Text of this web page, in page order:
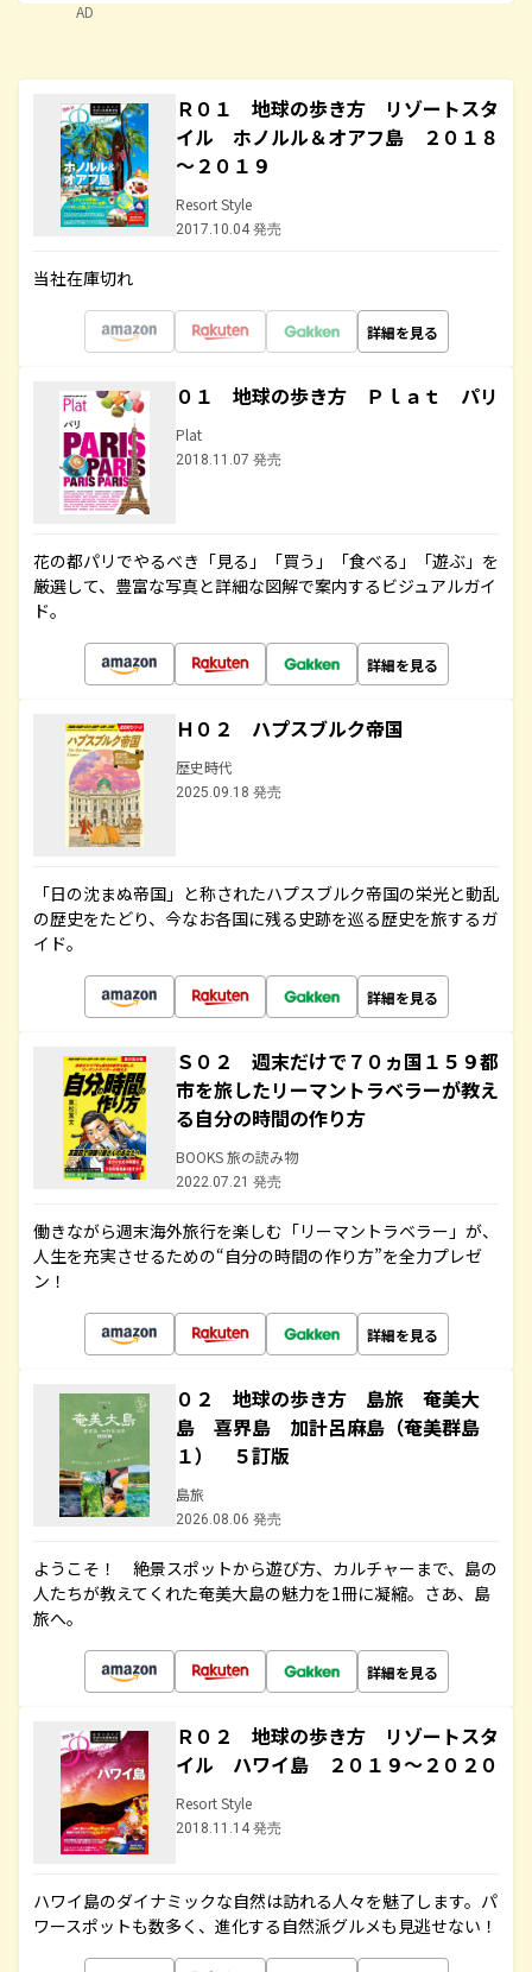
AD
Ｒ０１ 地球の歩き方 リゾートスタ
イル ホノルル＆オアフ島 ２０１８
～２０１９
Resort Style
2017.10.04 発売
当社在庫切れ
詳細を見る
０１ 地球の歩き方 Ｐｌａｔ パリ
Plat
2018.11.07 発売
花の都パリでやるべき「見る」「買う」「食べる」「遊ぶ」を
厳選して、豊富な写真と詳細な図解で案内するビジュアルガイ
ド。
詳細を見る
Ｈ０２ ハプスブルク帝国
歴史時代
2025.09.18 発売
「日の沈まぬ帝国」と称されたハプスブルク帝国の栄光と動乱
の歴史をたどり、今なお各国に残る史跡を巡る歴史を旅するガ
イド。
詳細を見る
Ｓ０２ 週末だけで７０ヵ国１５９都
市を旅したリーマントラベラーが教え
る自分の時間の作り方
BOOKS 旅の読み物
2022.07.21 発売
働きながら週末海外旅行を楽しむ「リーマントラベラー」が、
人生を充実させるための“自分の時間の作り方”を全力プレゼ
ン！
詳細を見る
０２ 地球の歩き方 島旅 奄美大
島 喜界島 加計呂麻島（奄美群島
１） ５訂版
島旅
2026.08.06 発売
ようこそ！ 絶景スポットから遊び方、カルチャーまで、島の
人たちが教えてくれた奄美大島の魅力を1冊に凝縮。さあ、島
旅へ。
詳細を見る
Ｒ０２ 地球の歩き方 リゾートスタ
イル ハワイ島 ２０１９～２０２０
Resort Style
2018.11.14 発売
ハワイ島のダイナミックな自然は訪れる人々を魅了します。パ
ワースポットも数多く、進化する自然派グルメも見逃せない！